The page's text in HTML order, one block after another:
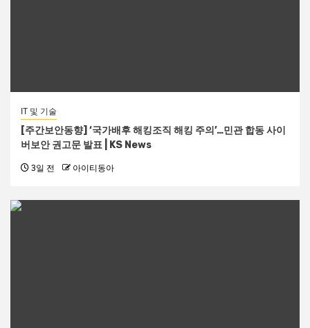
IT 및 기술
[주간보안동향] ‘국가배후 해킹조직 해킹 주의’…민관 합동 사이
버보안 권고문 발표 | KS News
3일 전 아이티동아